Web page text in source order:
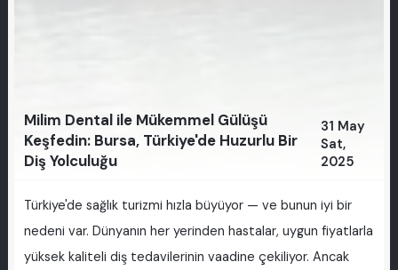
Milim Dental ile Mükemmel Gülüşü
Keşfedin: Bursa, Türkiye'de Huzurlu Bir
Diş Yolculuğu
31 May
Sat,
2025
Türkiye'de sağlık turizmi hızla büyüyor — ve bunun iyi bir
nedeni var. Dünyanın her yerinden hastalar, uygun fiyatlarla
yüksek kaliteli diş tedavilerinin vaadine çekiliyor. Ancak